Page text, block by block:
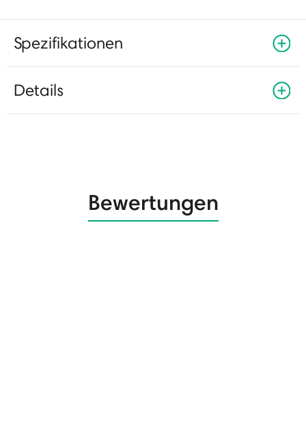
Spezifikationen
Details
Bewertungen